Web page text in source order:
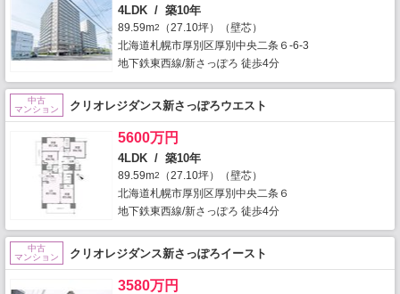
4LDK / 築10年
89.59m2
（27.10坪）（壁芯）
北海道札幌市厚別区厚別中央二条６-6-3
地下鉄東西線/新さっぽろ 徒歩4分
中古
マンション
クリオレジダンス新さっぽろウエスト
5600万円
4LDK / 築10年
89.59m2
（27.10坪）（壁芯）
北海道札幌市厚別区厚別中央二条６
地下鉄東西線/新さっぽろ 徒歩4分
中古
マンション
クリオレジダンス新さっぽろイースト
3580万円